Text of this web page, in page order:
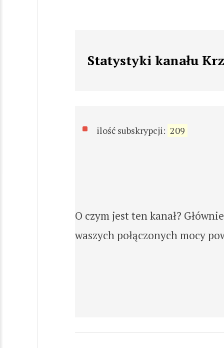
Statystyki kanału
ilość subskrypcji: 209
O czym jest ten kanał?
waszych połączonych mocy